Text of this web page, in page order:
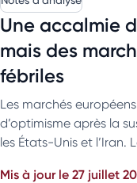
Une accalmie
mais des
fébriles
Les marchés
d’optimisme après la
les États-Unis et l’Iran.
Mis à jour le 27 juillet